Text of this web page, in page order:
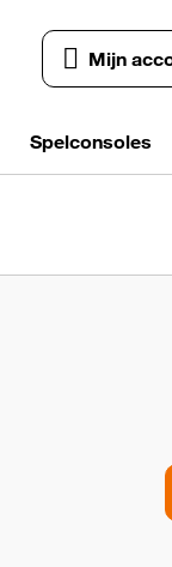
Mijn
Spelconsoles